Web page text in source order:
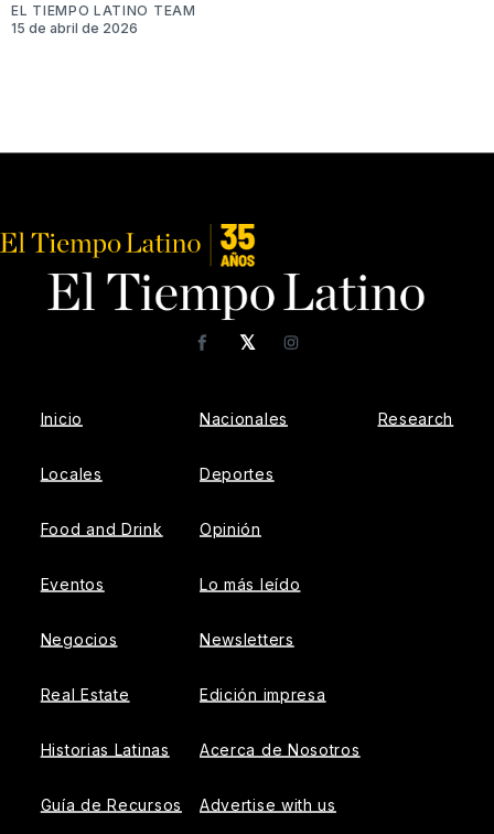
EL TIEMPO LATINO TEAM
15 de abril de 2026
𝕏
FacebookInstagram
Inicio
Locales
Food and Drink
Eventos
Negocios
Real Estate
Historias Latinas
Guía de Recursos
Nacionales
Deportes
Opinión
Lo más leído
Newsletters
Edición impresa
Acerca de Nosotros
Advertise with us
Research